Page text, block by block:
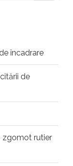
încadrare
de
zgomot rutier